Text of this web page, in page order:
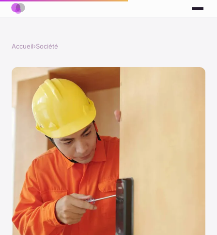
Accueil›Société